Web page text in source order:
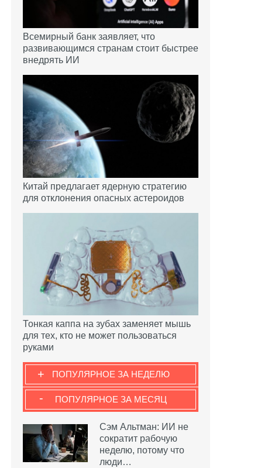
Всемирный банк заявляет, что
развивающимся странам стоит быстрее
внедрять ИИ
Китай предлагает ядерную стратегию
для отклонения опасных астероидов
Тонкая каппа на зубах заменяет мышь
для тех, кто не может пользоваться
руками
ПОПУЛЯРНОЕ ЗА НЕДЕЛЮ
+
ПОПУЛЯРНОЕ ЗА МЕСЯЦ
-
Сэм Альтман: ИИ не
сократит рабочую
неделю, потому что
люди…